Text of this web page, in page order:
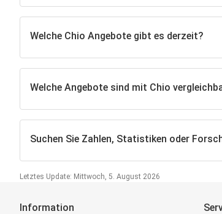
Welche Chio Angebote gibt es derzeit?
Welche Angebote sind mit Chio
Suchen Sie Zahlen, Statistiken oder
Letztes Update: Mittwoch, 5. August 2026
Information